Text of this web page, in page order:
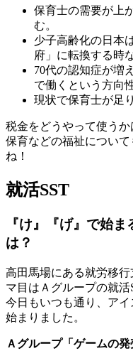
保育士の需要が上
む。
少子高齢化の日本
府」に転換する時
70代の認知症が増
で働くという方向
現状で保育士が足
税金をどうやって使うか
保育などの福祉につい
ね！
就活SST
『け』『げ』で始
は？
高田馬場にある就労移
マ目はＡグループの就活
今日もいつも通り、ア
始まりました。
Ａグループ「ゲームの